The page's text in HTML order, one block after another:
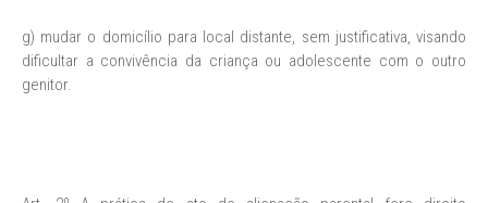
g) mudar o domicílio para local distante, sem justificativa, visando
dificultar a convivência da criança ou adolescente com o outro
genitor.